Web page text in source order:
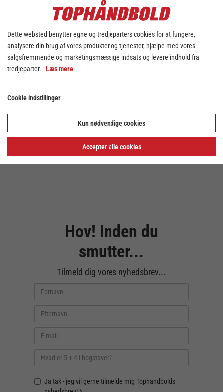
Hov! Inden du
smutter...
Tilmeld dig vores nyhedsbrev...
Ja tak - jeg vil gerne tilmelde mig Tophåndbolds
Dette websted benytter egne og tredjeparters cookies for at fungere,
analysere din brug af vores produkter og tjenester, hjælpe med vores
salgsfremmende og marketingsmæssige indsats og levere indhold fra
tredjeparter. Læs mere
Cookie indstillinger
Kun nødvendige cookies
Accepter alle cookies